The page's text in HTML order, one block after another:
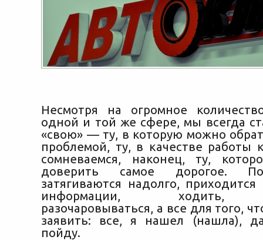
Несмотря на огромное
одной и той же сфере, мы всегда
«свою» — ту, в которую можно
проблемой, ту, в качестве работы
сомневаемся, наконец, ту,
доверить самое дорогое.
затягиваются надолго, приходится
информации, ходить,
разочаровываться, а все для того,
заявить: все, я нашел (нашла),
пойду.